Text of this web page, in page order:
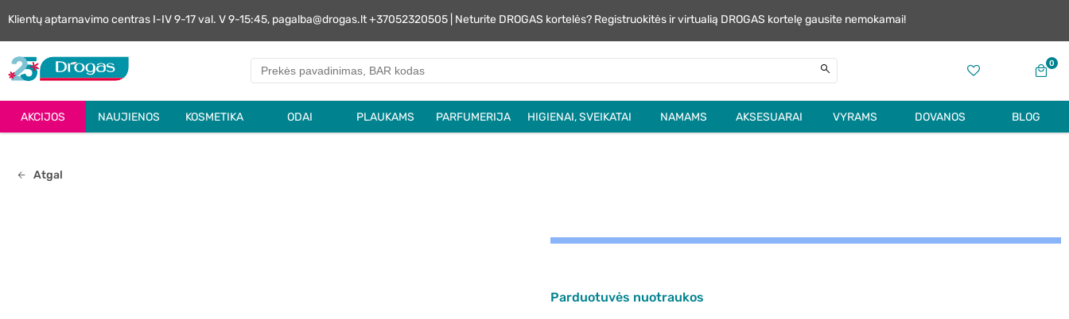
Klientų aptarnavimo centras I-IV 9-17 val. V 9-15:45, pagalba@drogas.lt +37052320505 | Neturite DROGAS kortelės? Registruokitės ir virtualią DROGAS kortelę gausite nemokamai!
0
AKCIJOS NAUJIENOS KOSMETIKA ODAI PLAUKAMS PARFUMERIJA HIGIENAI, SVEIKATAI NAMAMS AKSESUARAI VYRAMS DOVANOS BLOG
Atgal
Parduotuvės nuotraukos